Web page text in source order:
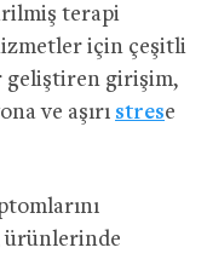
terapi
için çeşitli
geliştiren girişim,
ve aşırı strese
ürünlerinde